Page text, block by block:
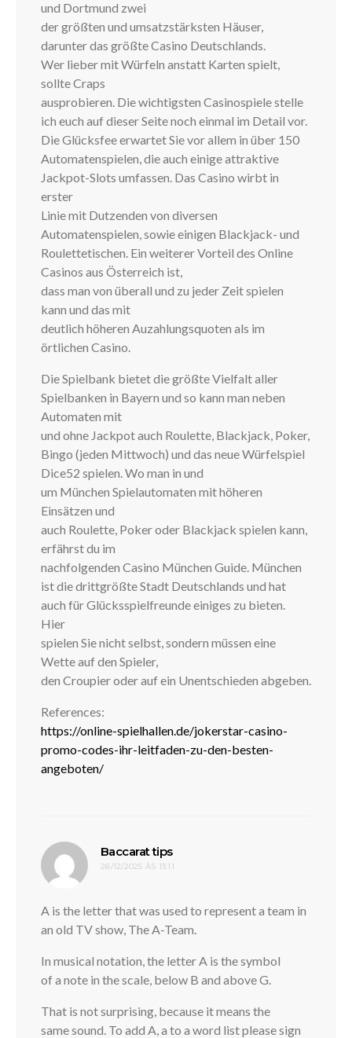
und Dortmund zwei
der größten und umsatzstärksten Häuser,
darunter das größte Casino Deutschlands.
Wer lieber mit Würfeln anstatt Karten spielt,
sollte Craps
ausprobieren. Die wichtigsten Casinospiele stelle
ich euch auf dieser Seite noch einmal im Detail vor.
Die Glücksfee erwartet Sie vor allem in über 150
Automatenspielen, die auch einige attraktive
Jackpot-Slots umfassen. Das Casino wirbt in
erster
Linie mit Dutzenden von diversen
Automatenspielen, sowie einigen Blackjack- und
Roulettetischen. Ein weiterer Vorteil des Online
Casinos aus Österreich ist,
dass man von überall und zu jeder Zeit spielen
kann und das mit
deutlich höheren Auzahlungsquoten als im
örtlichen Casino.
Die Spielbank bietet die größte Vielfalt aller
Spielbanken in Bayern und so kann man neben
Automaten mit
und ohne Jackpot auch Roulette, Blackjack, Poker,
Bingo (jeden Mittwoch) und das neue Würfelspiel
Dice52 spielen. Wo man in und
um München Spielautomaten mit höheren
Einsätzen und
auch Roulette, Poker oder Blackjack spielen kann,
erfährst du im
nachfolgenden Casino München Guide. München
ist die drittgrößte Stadt Deutschlands und hat
auch für Glücksspielfreunde einiges zu bieten.
Hier
spielen Sie nicht selbst, sondern müssen eine
Wette auf den Spieler,
den Croupier oder auf ein Unentschieden abgeben.
References:
https://online-spielhallen.de/jokerstar-casino-
promo-codes-ihr-leitfaden-zu-den-besten-
angeboten/
Baccarat tipsdisse:
26/12/2025 ÀS 13:11
A is the letter that was used to represent a team in
an old TV show, The A-Team.
In musical notation, the letter A is the symbol
of a note in the scale, below B and above G.
That is not surprising, because it means the
same sound. To add A, a to a word list please sign